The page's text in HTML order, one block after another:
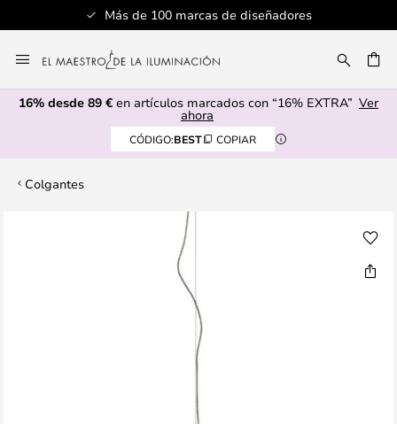
Más de 100 marcas de diseñadores
al
contenido
16% desde 89 € en artículos marcados con “16% EXTRA” Ver
ahora
CÓDIGO:BEST COPIAR
Colgantes